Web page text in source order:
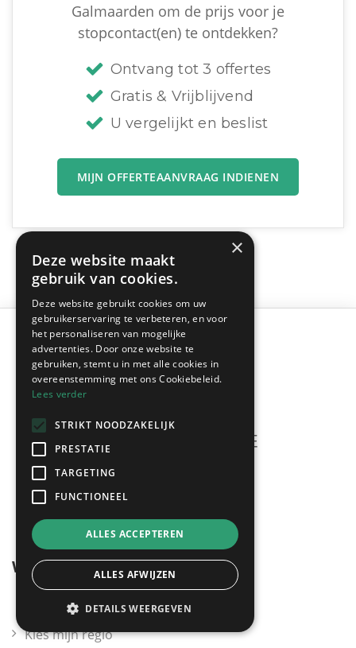
Galmaarden om de prijs voor je
stopcontact(en) te ontdekken?
Ontvang tot 3 offertes
Gratis & Vrijblijvend
U vergelijkt en beslist
MIJN OFFERTEAANVRAAG INDIENEN
gratis & vrijblijvend!
Wegwijzer
Kies mijn regio
×
Deze website maakt
gebruik van cookies.
Deze website gebruikt cookies om uw
gebruikerservaring te verbeteren, en voor
het personaliseren van mogelijke
advertenties. Door onze website te
gebruiken, stemt u in met alle cookies in
overeenstemming met ons Cookiebeleid.
Lees verder
STRIKT NOODZAKELIJK
PRESTATIE
TARGETING
FUNCTIONEEL
ALLES ACCEPTEREN
ALLES AFWIJZEN
DETAILS WEERGEVEN